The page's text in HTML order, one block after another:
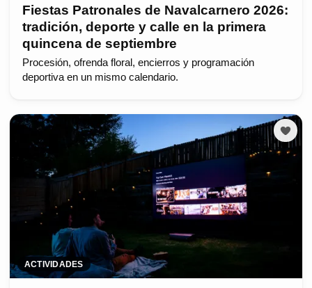
Fiestas Patronales de Navalcarnero 2026:
tradición, deporte y calle en la primera
quincena de septiembre
Procesión, ofrenda floral, encierros y programación
deportiva en un mismo calendario.
ACTIVIDADES